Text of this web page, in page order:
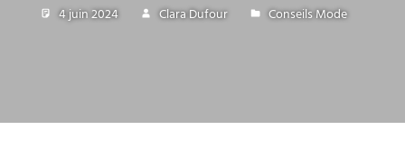
4 juin 2024 Clara Dufour Conseils Mode